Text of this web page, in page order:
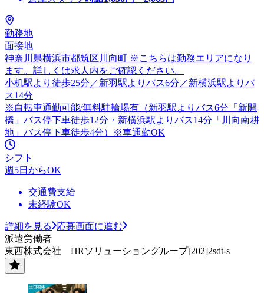
勤務地
面接地
神奈川県横浜市都筑区川向町 ※こちらは勤務エリアになり
ます。詳しくは求人内をご確認ください。
小机駅より徒歩25分／新羽駅よりバス6分／新横浜駅よりバ
ス14分
※自転車通勤可能/無料駐輪場有（新羽駅よりバス6分「新開
橋」バス停下車徒歩12分・新横浜駅よりバス14分「川向南耕
地」バス停下車徒歩4分）※車通勤OK
シフト
週5日からOK
交通費支給
未経験OK
詳細を見る
応募画面に進む
派遣労働者
東西株式会社 HRソリューショングループ[202]2sdt-s